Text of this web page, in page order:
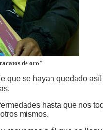
de oro"
que se hayan quedado así!
hasta que nos
mismos.